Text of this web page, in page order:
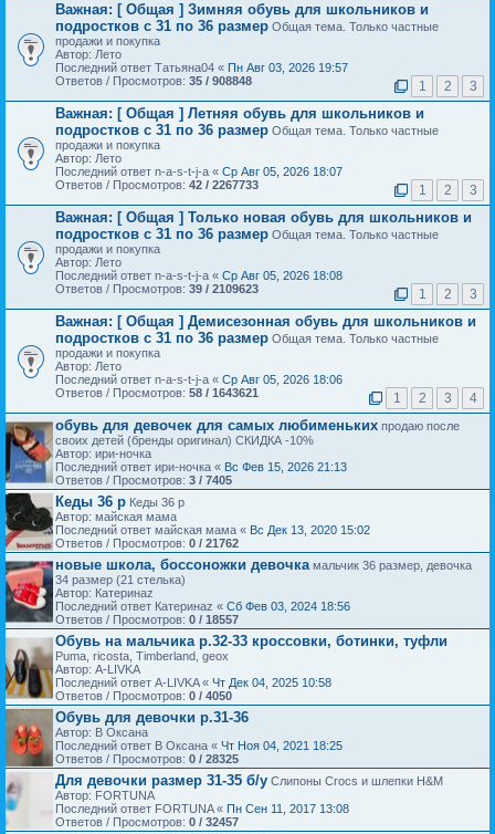
Важная: [ Общая ] Зимняя обувь для школьников и
подростков с 31 по 36 размер Общая тема. Только частные
продажи и покупка
Автор: Лето
Последний ответ Татьяна04 « Пн Авг 03, 2026 19:57
Ответов / Просмотров: 35 / 908848 1 2 3
Важная: [ Общая ] Летняя обувь для школьников и
подростков с 31 по 36 размер Общая тема. Только частные
продажи и покупка
Автор: Лето
Последний ответ n-a-s-t-j-a « Ср Авг 05, 2026 18:07
Ответов / Просмотров: 42 / 2267733 1 2 3
Важная: [ Общая ] Только новая обувь для школьников и
подростков с 31 по 36 размер Общая тема. Только частные
продажи и покупка
Автор: Лето
Последний ответ n-a-s-t-j-a « Ср Авг 05, 2026 18:08
Ответов / Просмотров: 39 / 2109623 1 2 3
Важная: [ Общая ] Демисезонная обувь для школьников и
подростков с 31 по 36 размер Общая тема. Только частные
продажи и покупка
Автор: Лето
Последний ответ n-a-s-t-j-a « Ср Авг 05, 2026 18:06
Ответов / Просмотров: 58 / 1643621 1 2 3 4
обувь для девочек для самых любименьких продаю после
своих детей (бренды оригинал) СКИДКА -10%
Автор: ири-ночка
Последний ответ ири-ночка « Вс Фев 15, 2026 21:13
Ответов / Просмотров: 3 / 7405
Кеды 36 р Кеды 36 р
Автор: майская мама
Последний ответ майская мама « Вс Дек 13, 2020 15:02
Ответов / Просмотров: 0 / 21762
новые школа, боссоножки девочка мальчик 36 размер, девочка
34 размер (21 стелька)
Автор: Катеринаz
Последний ответ Катеринаz « Сб Фев 03, 2024 18:56
Ответов / Просмотров: 0 / 18557
Обувь на мальчика р.32-33 кроссовки, ботинки, туфли
Puma, ricosta, Timberland, geox
Автор: A-LIVKA
Последний ответ A-LIVKA « Чт Дек 04, 2025 10:58
Ответов / Просмотров: 0 / 4050
Обувь для девочки р.31-36
Автор: В Оксана
Последний ответ В Оксана « Чт Ноя 04, 2021 18:25
Ответов / Просмотров: 0 / 28325
Для девочки размер 31-35 б/у Слипоны Crocs и шлепки H&M
Автор: FORTUNA
Последний ответ FORTUNA « Пн Сен 11, 2017 13:08
Ответов / Просмотров: 0 / 32457